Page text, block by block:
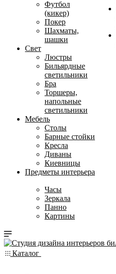
Футбол
(кикер)
Покер
Шахматы,
шашки
Свет
Люстры
Бильярдные
светильники
Бра
Торшеры,
напольные
светильники
Мебель
Столы
Барные стойки
Кресла
Диваны
Киевницы
Предметы интерьера
Часы
Зеркала
Панно
Картины
Каталог